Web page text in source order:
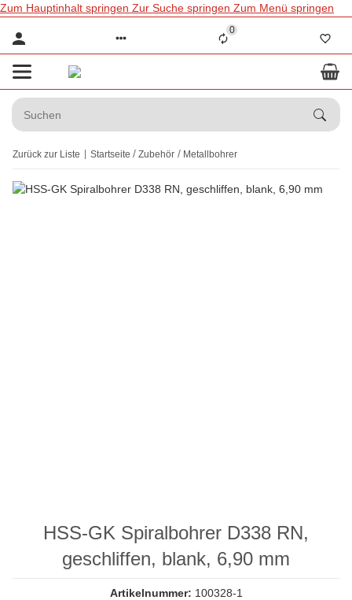
Zum Hauptinhalt springen Zur Suche springen Zum Menü springen
0
Zurück zur Liste Startseite Zubehör Metallbohrer
HSS-GK Spiralbohrer D338 RN,
geschliffen, blank, 6,90 mm
Artikelnummer: 100328-1